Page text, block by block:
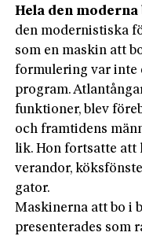
Hela den moderna
den modernistiska
som en maskin att
formulering var inte
program.
funktioner, blev
och framtidens
lik. Hon fortsatte att
verandor,
gator.
Maskinerna att bo i
presenterades som